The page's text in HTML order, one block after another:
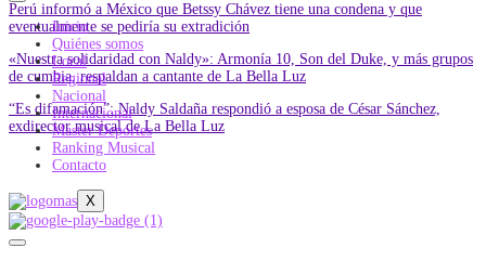
Perú informó a México que Betssy Chávez tiene una condena y que
eventualmente se pediría su extradición
«Nuestra solidaridad con Naldy»: Armonía 10, Son del Duke, y más grupos
de cumbia, respaldan a cantante de La Bella Luz
“Es difamación”: Naldy Saldaña respondió a esposa de César Sánchez,
exdirector musical de La Bella Luz
Inicio
Quiénes somos
Local
Regional
Nacional
Internacional
Master Deportes
Ranking Musical
Contacto
X